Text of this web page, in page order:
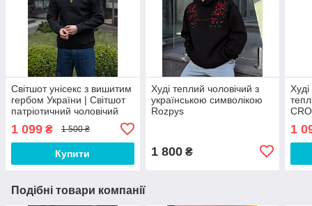
Світшот унісекс з вишитим
гербом України | Світшот
патріотичний чоловічий
1 099 ₴ 1 500 ₴
Купити
Худі теплий чоловічий з
українською символікою
Rozpys
1 800₴
1
Подібні товари компанії